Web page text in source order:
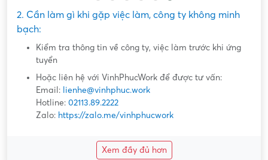
2. Cần làm gì khi gặp việc làm, công ty không minh
bạch:
Kiểm tra thông tin về công ty, việc làm trước khi ứng
tuyển
Hoặc liên hệ với VinhPhucWork để được tư vấn:
Email: lienhe@vinhphuc.work
Hotline: 02113.89.2222
Zalo: https://zalo.me/vinhphucwork
Xem đầy đủ hơn